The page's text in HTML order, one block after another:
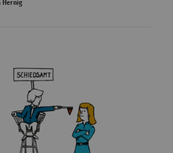
Hernig